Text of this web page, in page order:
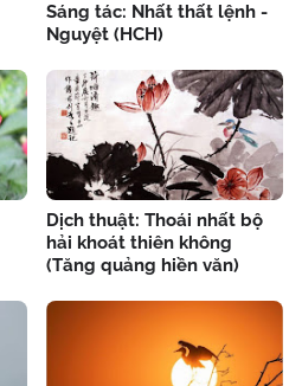
Sáng tác: Nhất thất lệnh -
Nguyệt (HCH)
Dịch thuật: Thoái nhất bộ
hải khoát thiên không
(Tăng quảng hiền văn)